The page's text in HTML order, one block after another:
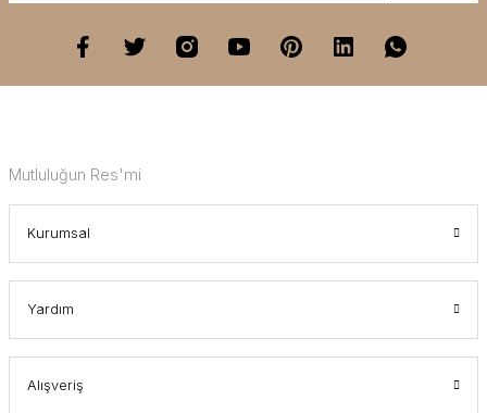
Mutluluğun Res'mi
Kurumsal
Yardım
Alışveriş